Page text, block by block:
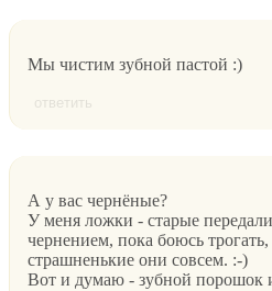
Мы чистим зубной пастой :)
ответить
А у вас чернёные?
У меня ложки - старые
чернением, пока боюсь
страшненькие они совсем. :-)
Вот и думаю - зубной порошок